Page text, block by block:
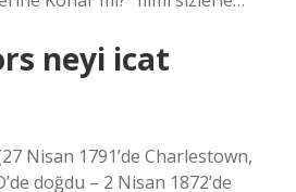
neyi icat
Nisan 1791’de Charlestown,
doğdu – 2 Nisan 1872’de